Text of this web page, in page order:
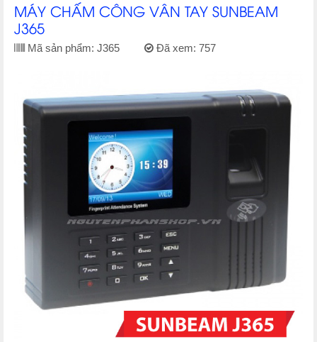
MÁY CHẤM CÔNG VÂN TAY SUNBEAM
J365
Mã sản phẩm: J365 Đã xem: 757